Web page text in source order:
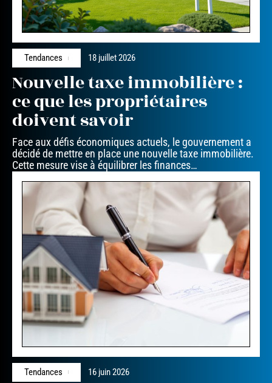
Tendances 18 juillet 2026
Nouvelle taxe immobilière :
ce que les propriétaires
doivent savoir
Face aux défis économiques actuels, le gouvernement a
décidé de mettre en place une nouvelle taxe immobilière.
Cette mesure vise à équilibrer les finances…
Tendances 16 juin 2026